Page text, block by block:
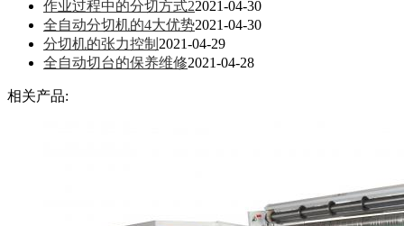
作业过程中的分切方式22021-04-30
全自动分切机​的4大优势2021-04-30
分切机的张力控制 2021-04-29
全自动切台的保养维修2021-04-28
相关产品: